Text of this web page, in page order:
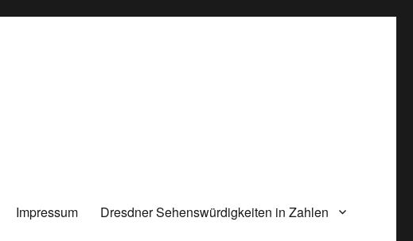
Impressum
Dresdner Sehenswürdigkeiten in Zahlen